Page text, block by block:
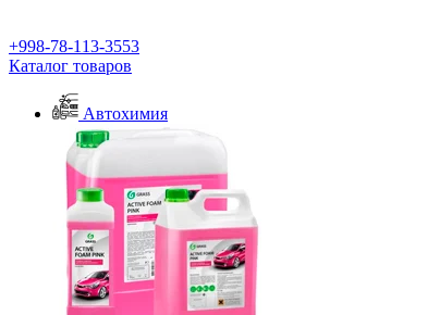
+998-78-113-3553
Каталог товаров
Автохимия